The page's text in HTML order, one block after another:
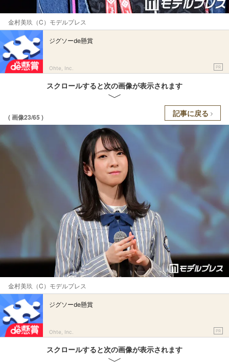
金村美玖（C）モデルプレス
ジグソーde懸賞
Ohte, Inc. PR
スクロールすると次の画像が表示されます
( 画像23/65 ) 記事に戻る
金村美玖（C）モデルプレス
ジグソーde懸賞
Ohte, Inc. PR
スクロールすると次の画像が表示されます